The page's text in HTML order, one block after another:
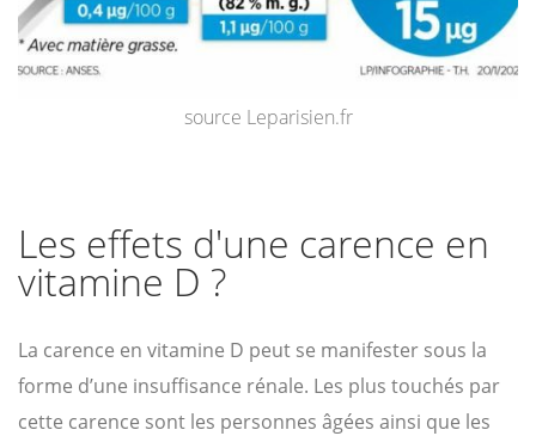
source Leparisien.fr
Les effets d'une carence en
vitamine D ?
La carence en vitamine D peut se manifester sous la
forme d’une insuffisance rénale. Les plus touchés par
cette carence sont les personnes âgées ainsi que les